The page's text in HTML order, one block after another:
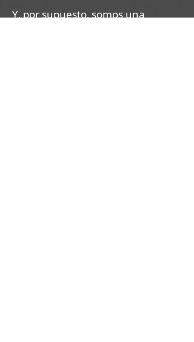
Y, por supuesto, somos una